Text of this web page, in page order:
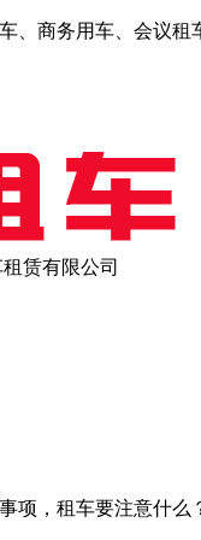
、商务用车、会议
赁有限公司
项，租车要注意什么